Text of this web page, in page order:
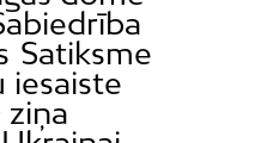
Satiksme
iesaiste
ziņa